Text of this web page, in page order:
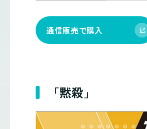
通信販売で購入
「黙殺」